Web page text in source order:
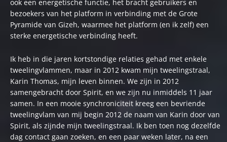
ook een energetische functie, het bracht gebruikers en
bezoekers van het platform in verbinding met de Grote
Pyramide van Gizeh, waarmee het platform (en ik zelf) een
sterke energetische verbinding heeft.
Ik heb in die jaren kortstondige relaties gehad met enkele
tweelingvlammen, maar in 2012 kwam mijn tweelingstraal,
Karin Thomas, mijn leven binnen. We zijn in 2012
samengebracht door Spirit, en we zijn nu inmiddels 11 jaar
samen. In een mooie synchroniciteit kreeg een bevriende
tweelingvlam van mij begin 2012 de naam van Karin door van
Spirit, als zijnde mijn tweelingstraal. Ik ben toen nog dezelfde
dag contact gaan zoeken, en een paar weken later, na een